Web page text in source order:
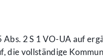
2 S 1 VO-UA auf
die vollständige